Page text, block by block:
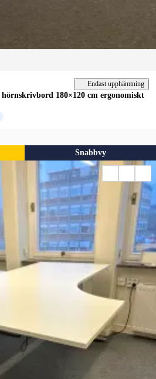
Endast upphämtning
180×120 cm ergonomiskt
Snabbvy